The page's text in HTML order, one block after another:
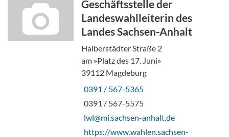
Geschäftsstelle der
Landeswahlleiterin des
Landes Sachsen-Anhalt
Halberstädter Straße 2
am »Platz des 17. Juni»
39112 Magdeburg
0391 / 567-5365
0391 / 567-5575
lwl@mi.sachsen-anhalt.de
https://www.wahlen.sachsen-